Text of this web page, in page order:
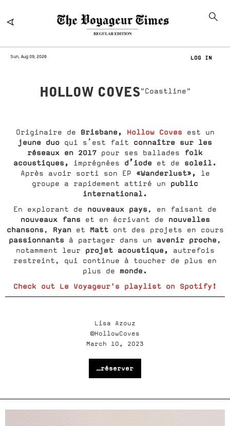
Sun, Aug 09, 2026 LOG IN
HOLLOW COVES"Coastline"
Originaire de Brisbane, Hollow Covesest un
jeune duo qui s’est fait connaître sur les
réseaux en 2017 pour ses ballades
folk
acoustiques,
imprégnées d’iode et de soleil.
Après avoir sorti son EP «Wanderlust»,
le
groupe a rapidement attiré un public
international.
En explorant de nouveaux pays, en faisant de
nouveaux fans et en écrivant de nouvelles
chansons, Ryanet Mattont des projets en cours
passionnants à partager dans un avenir proche,
notamment leur projet acoustique, autrefois
restreint, qui continue à toucher de plus en
plus de monde.
Check out Le Voyageur's playlist on Spotify!
Lisa Azouz
©HollowCoves
March 10, 2023
_réserver